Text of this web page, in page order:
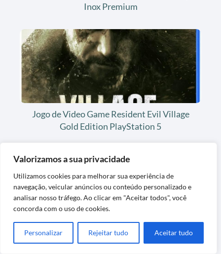
Valorizamos a sua privacidade
Utilizamos cookies para melhorar sua experiência de
navegação, veicular anúncios ou conteúdo personalizado e
analisar nosso tráfego. Ao clicar em "Aceitar todos", você
concorda com o uso de cookies.
Personalizar Rejeitar tudo Aceitar tudo
Inox Premium
Jogo de Video Game Resident Evil Village
Gold Edition PlayStation 5
Tapete de Grama Sintética Decorativa
Lavável Exclusiva